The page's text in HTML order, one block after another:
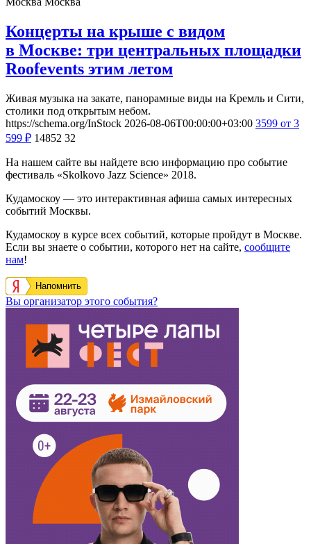
Концерты на крыше с видом
в Москве: три центральных площадки
Roofevents этим летом
Живая музыка на закате, панорамные виды на Кремль и Сити,
столики под открытым небом.
https://schema.org/InStock 2026-08-06T00:00:00+03:00 3599 от 3
599 ₽ 14852 32
На нашем сайте вы найдете всю информацию про событие
фестиваль «Skolkovo Jazz Science» 2018.
Кудамоскоу — это интерактивная афиша самых интересных
событий Москвы.
Кудамоскоу в курсе всех событий, которые пройдут в Москве.
Если вы знаете о событии, которого нет на сайте, сообщите
нам!
Напомнить
Вы организатор этого события?